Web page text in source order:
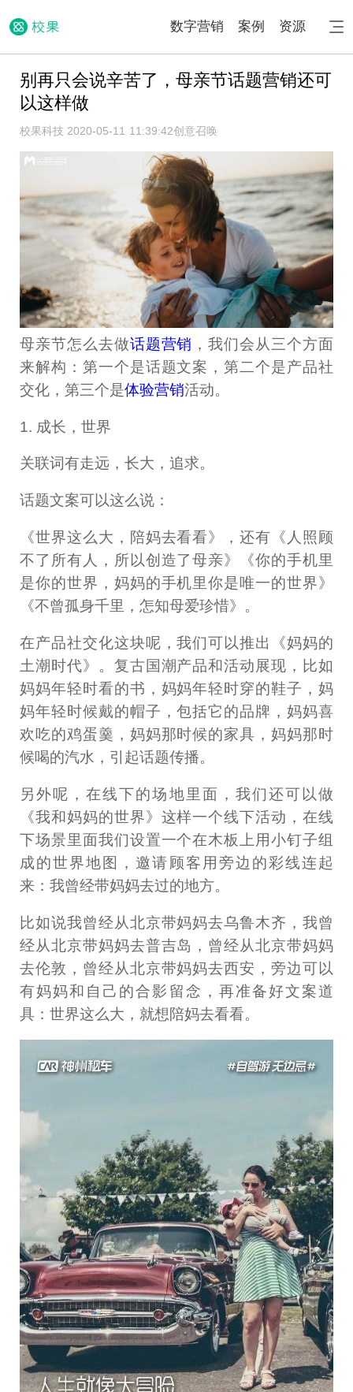
数字营销 案例 资源
别再只会说辛苦了，母亲节话题营销还可
以这样做
校果科技 2020-05-11 11:39:42创意召唤
母亲节怎么去做话题营销 ，我们会从三个方面
来解构：第一个是话题文案，第二个是产品社
交化，第三个是体验营销活动。
1. 成长，世界
关联词有走远，长大，追求。
话题文案可以这么说：
《世界这么大，陪妈去看看》，还有《人照顾
不了所有人，所以创造了母亲》《你的手机里
是你的世界，妈妈的手机里你是唯一的世界》
《不曾孤身千里，怎知母爱珍惜》。
在产品社交化这块呢，我们可以推出《妈妈的
土潮时代》。复古国潮产品和活动展现，比如
妈妈年轻时看的书，妈妈年轻时穿的鞋子，妈
妈年轻时候戴的帽子，包括它的品牌，妈妈喜
欢吃的鸡蛋羹，妈妈那时候的家具，妈妈那时
候喝的汽水，引起话题传播。
另外呢，在线下的场地里面，我们还可以做
《我和妈妈的世界》这样一个线下活动，在线
下场景里面我们设置一个在木板上用小钉子组
成的世界地图，邀请顾客用旁边的彩线连起
来：我曾经带妈妈去过的地方。
比如说我曾经从北京带妈妈去乌鲁木齐，我曾
经从北京带妈妈去普吉岛，曾经从北京带妈妈
去伦敦，曾经从北京带妈妈去西安，旁边可以
有妈妈和自己的合影留念，再准备好文案道
具：世界这么大，就想陪妈去看看。